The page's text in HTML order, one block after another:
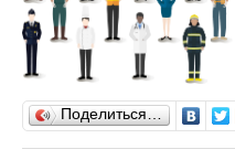
Поделиться…